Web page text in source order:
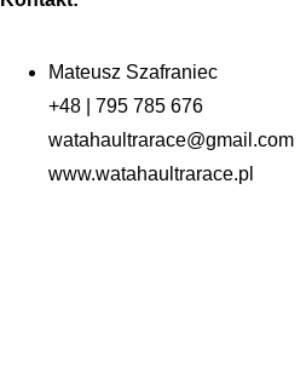
Mateusz Szafraniec
+48 | 795 785 676
watahaultrarace@gmail.com
www.watahaultrarace.pl